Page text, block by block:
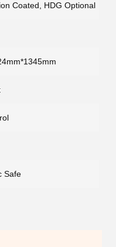
Coated, HDG Optional
Safe